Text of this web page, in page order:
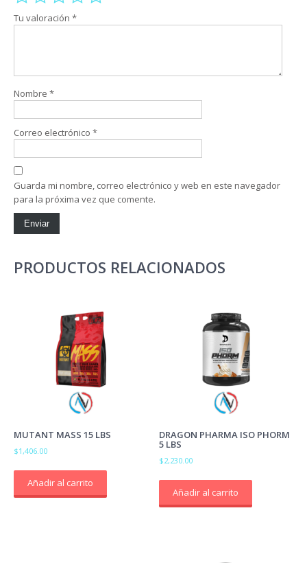
Tu valoración *
Nombre *
Correo electrónico *
Guarda mi nombre, correo electrónico y web en este navegador
para la próxima vez que comente.
PRODUCTOS RELACIONADOS
MUTANT MASS 15 LBS
$1,406.00
Añadir al carrito
DRAGON PHARMA ISO PHORM
5 LBS
$2,230.00
Añadir al carrito